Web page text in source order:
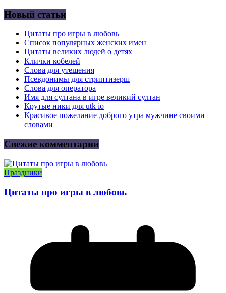
Новый статьи
Цитаты про игры в любовь
Список популярных женских имен
Цитаты великих людей о детях
Клички кобелей
Слова для утешения
Псевдонимы для стриптизерш
Слова для оператора
Имя для султана в игре великий султан
Крутые ники для utk io
Красивое пожелание доброго утра мужчине своими
словами
Свежие комментарии
Праздники
Цитаты про игры в любовь